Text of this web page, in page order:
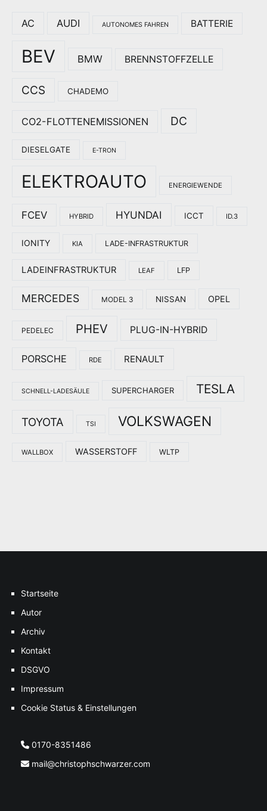
AC AUDI AUTONOMES FAHREN BATTERIE
BEV BMW BRENNSTOFFZELLE
CCS CHADEMO
CO2-FLOTTENEMISSIONEN DC
DIESELGATE E-TRON
ELEKTROAUTO ENERGIEWENDE
FCEV HYBRID HYUNDAI ICCT ID.3
IONITY KIA LADE-INFRASTRUKTUR
LADEINFRASTRUKTUR LEAF LFP
MERCEDES MODEL 3 NISSAN OPEL
PEDELEC PHEV PLUG-IN-HYBRID
PORSCHE RDE RENAULT
SCHNELL-LADESÄULE SUPERCHARGER TESLA
TOYOTA TSI VOLKSWAGEN
WALLBOX WASSERSTOFF WLTP
Startseite
Autor
Archiv
Kontakt
DSGVO
Impressum
Cookie Status & Einstellungen
0170-8351486
mail@christophschwarzer.com